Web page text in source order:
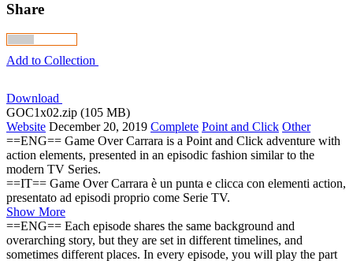
Share
Add to Collection
Download
GOC1x02.zip (105 MB)
Website December 20, 2019 Complete Point and Click Other
==ENG== Game Over Carrara is a Point and Click adventure with
action elements, presented in an episodic fashion similar to the
modern TV Series.
==IT== Game Over Carrara è un punta e clicca con elementi action,
presentato ad episodi proprio come Serie TV.
Show More
==ENG== Each episode shares the same background and
overarching story, but they are set in different timelines, and
sometimes different places. In every episode, you will play the part